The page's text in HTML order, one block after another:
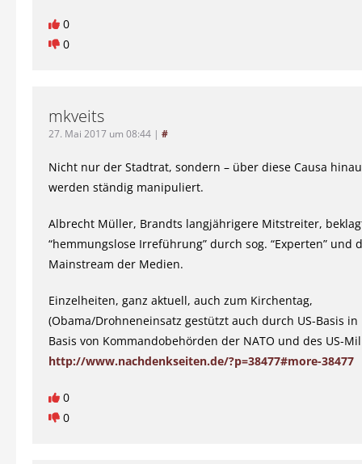
0
0
mkveits
27. Mai 2017 um 08:44 | #
Nicht nur der Stadtrat, sondern – über diese Causa
werden ständig manipuliert.
Albrecht Müller, Brandts langjährigere Mitstreiter,
“hemmungslose Irreführung” durch sog. “Experten” und
Mainstream der Medien.
Einzelheiten, ganz aktuell, auch zum Kirchentag,
(Obama/Drohneneinsatz gestützt auch durch US-Basis in
Basis von Kommandobehörden der NATO und des US-
http://www.nachdenkseiten.de/?p=38477#more-38477
0
0